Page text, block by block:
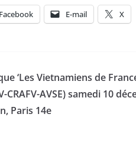
Facebook E-mail X
‘Les Vietnamiens de
CRAFV-AVSE) samedi 10
Paris 14e